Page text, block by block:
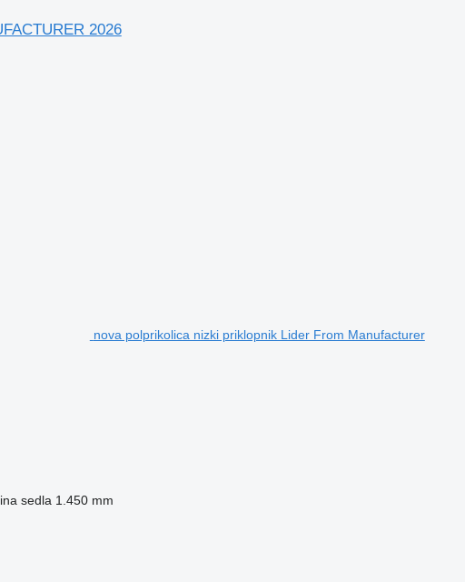
2026
nova polprikolica nizki priklopnik Lider From Manufacturer
sedla 1.450 mm